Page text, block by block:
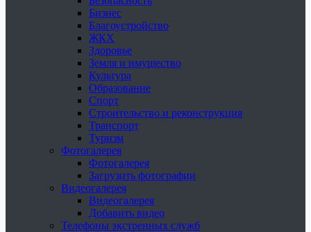
Бизнес
Благоустройство
ЖКХ
Здоровье
Земля и имущество
Культура
Образование
Спорт
Строительство и реконструкция
Транспорт
Туризм
Фотогалерея
Фотогалерея
Загрузить фотографии
Видеогалерея
Видеогалерея
Добавить видео
Телефоны экстренных служб